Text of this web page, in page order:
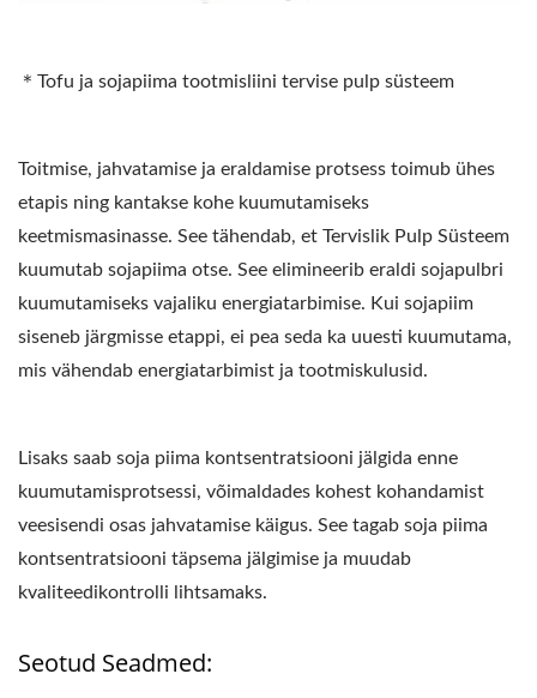
＊Tofu ja sojapiima tootmisliini tervise pulp süsteem
Toitmise, jahvatamise ja eraldamise protsess toimub ühes
etapis ning kantakse kohe kuumutamiseks
keetmismasinasse. See tähendab, et Tervislik Pulp Süsteem
kuumutab sojapiima otse. See elimineerib eraldi sojapulbri
kuumutamiseks vajaliku energiatarbimise. Kui sojapiim
siseneb järgmisse etappi, ei pea seda ka uuesti kuumutama,
mis vähendab energiatarbimist ja tootmiskulusid.
Lisaks saab soja piima kontsentratsiooni jälgida enne
kuumutamisprotsessi, võimaldades kohest kohandamist
veesisendi osas jahvatamise käigus. See tagab soja piima
kontsentratsiooni täpsema jälgimise ja muudab
kvaliteedikontrolli lihtsamaks.
Seotud Seadmed: